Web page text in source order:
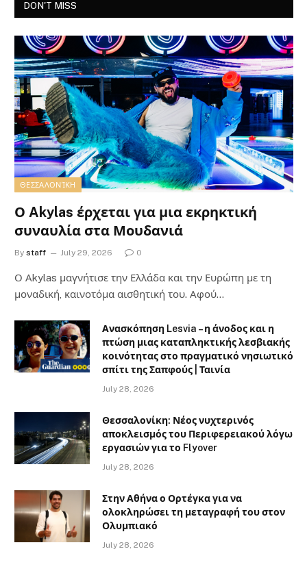
DON'T MISS
ΘΕΣΣΑΛΟΝΊΚΗ
Ο Akylas έρχεται για μια εκρηκτική
συναυλία στα Μουδανιά
By staff July 29, 2026 0
Ο Αkylas μαγνήτισε την Ελλάδα και την Ευρώπη με τη
μοναδική, καινοτόμα αισθητική του. Αφού…
Ανασκόπηση Lesvia – η άνοδος και η
πτώση μιας καταπληκτικής λεσβιακής
κοινότητας στο πραγματικό νησιωτικό
σπίτι της Σαπφούς | Ταινία
July 28, 2026
Θεσσαλονίκη: Νέος νυχτερινός
αποκλεισμός του Περιφερειακού λόγω
εργασιών για το Flyover
July 28, 2026
Στην Αθήνα ο Ορτέγκα για να
ολοκληρώσει τη μεταγραφή του στον
Ολυμπιακό
July 28, 2026